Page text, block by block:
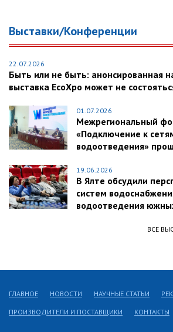
Выставки/Конференции
22.07.2026
Быть или не быть: анонсированная
выставка EcoXpo может не
01.07.2026
Межрегиональный
«Подключение к
водоотведения»
19.06.2026
В Ялте обсудили
систем
водоотведения
ВСЕ
ГЛАВНОЕ НОВОСТИ НАУЧНЫЕ СТАТЬИ
ПРОИЗВОДИТЕЛИ И ПОСТАВЩИКИ КОНТАКТЫ